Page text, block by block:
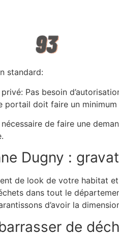
standard:
Pas besoin
portail doit faire un
de faire une
Dugny :
de look de votre habitat
dans tout le
d’avoir la
de